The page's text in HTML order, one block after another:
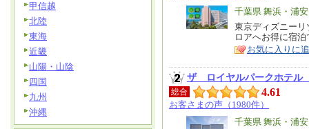
エ
リ
ア
千葉県 舞浜・浦
特
徴
東京ディズニー
ロアへお得に宿
お気に入りに
ザ ロイヤルパークホテ
総合 4.61
お客さまの声（1980件）
エ
千葉県 舞浜・浦
甲信越
北陸
東海
近畿
山陽・山陰
四国
九州
沖縄